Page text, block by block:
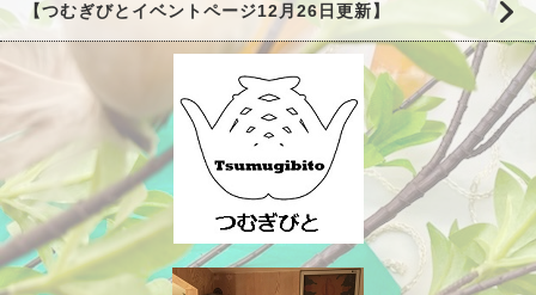
【つむぎびとイベントページ12月26日更新】